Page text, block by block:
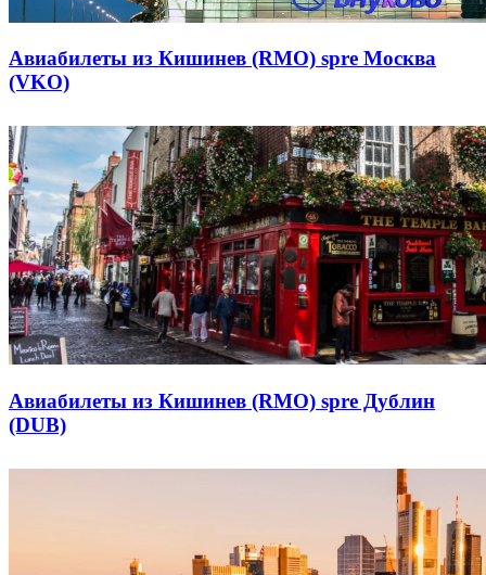
Авиабилеты из Кишинев (RMO) spre Москва
(VKO)
Авиабилеты из Кишинев (RMO) spre Дублин
(DUB)